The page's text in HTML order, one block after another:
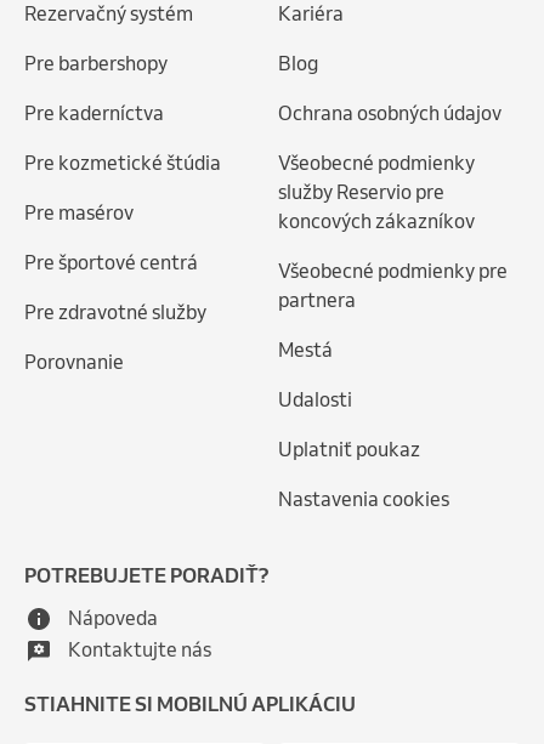
Rezervačný systém
Pre barbershopy
Pre kaderníctva
Pre kozmetické štúdia
Pre masérov
Pre športové centrá
Pre zdravotné služby
Porovnanie
Kariéra
Blog
Ochrana osobných údajov
Všeobecné podmienky
služby Reservio pre
koncových zákazníkov
Všeobecné podmienky pre
partnera
Mestá
Udalosti
Uplatniť poukaz
Nastavenia cookies
POTREBUJETE PORADIŤ?
Nápoveda
Kontaktujte nás
STIAHNITE SI MOBILNÚ APLIKÁCIU